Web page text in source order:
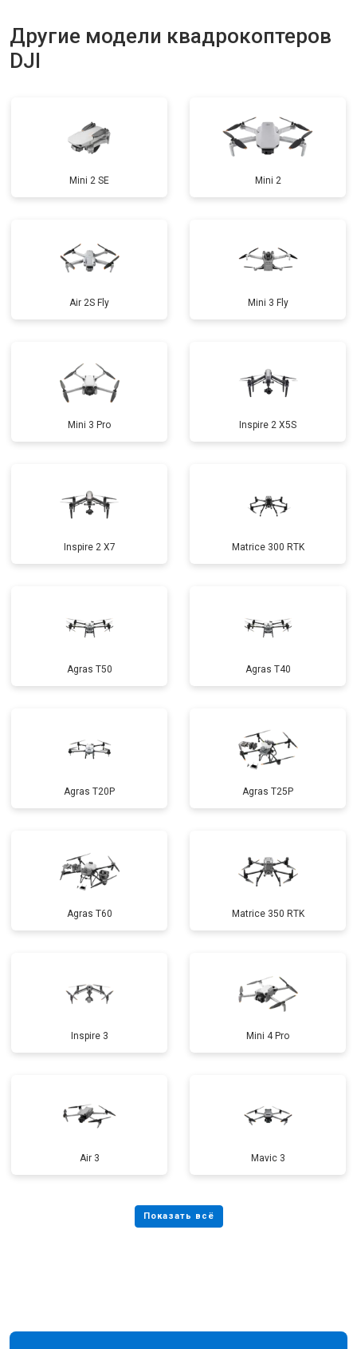
Другие модели квадрокоптеров
DJI
Mini 2 SE Mini 2
Air 2S Fly Mini 3 Fly
Mini 3 Pro Inspire 2 X5S
Inspire 2 X7 Matrice 300 RTK
Agras T50 Agras T40
Agras T20P Agras T25P
Agras T60 Matrice 350 RTK
Inspire 3 Mini 4 Pro
Air 3 Mavic 3